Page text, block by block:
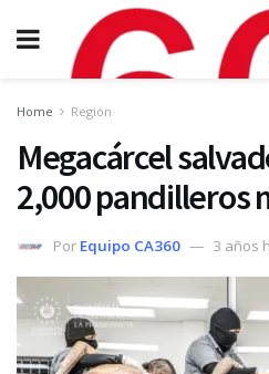
Home Región
Megacárcel
2,000 pandilleros
Por Equipo CA360 3 años